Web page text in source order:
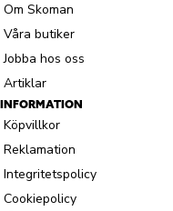
Om Skoman
Våra butiker
Jobba hos oss
Artiklar
INFORMATION
Köpvillkor
Reklamation
Integritetspolicy
Cookiepolicy